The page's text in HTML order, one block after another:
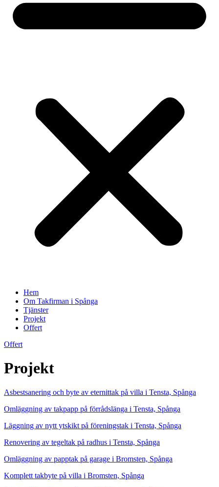
Hem
Om Takfirman i Spånga
Tjänster
Projekt
Offert
Offert
Projekt
Asbestsanering och byte av eternittak på villa i Tensta, Spånga
Omläggning av takpapp på förrådslänga i Tensta, Spånga
Läggning av nytt ytskikt på föreningstak i Tensta, Spånga
Renovering av tegeltak på radhus i Tensta, Spånga
Omläggning av papptak på garage i Bromsten, Spånga
Komplett takbyte på villa i Bromsten, Spånga